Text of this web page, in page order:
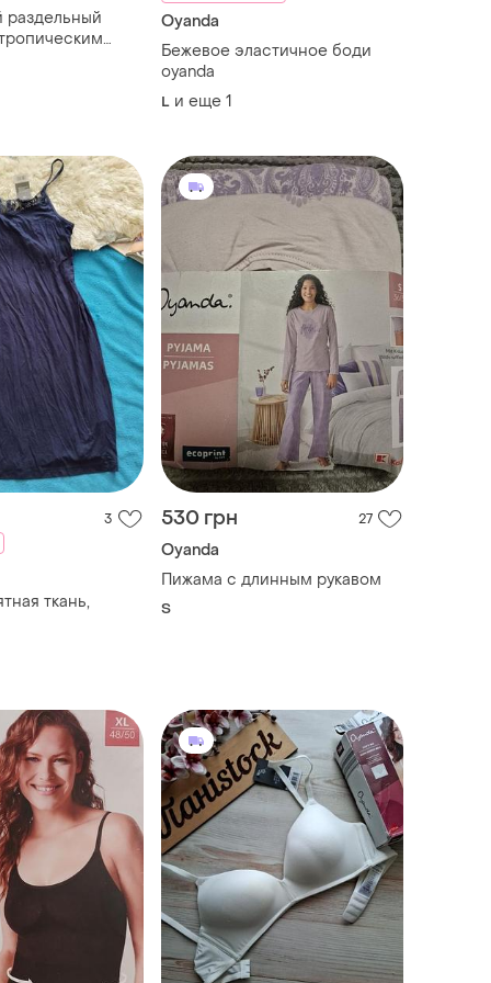
раздельный
Oyanda
Бежевое эластичное боди
oyanda
L и еще 1
3
ткань,
530 грн 27
Oyanda
Пижама с длинным рукавом
S